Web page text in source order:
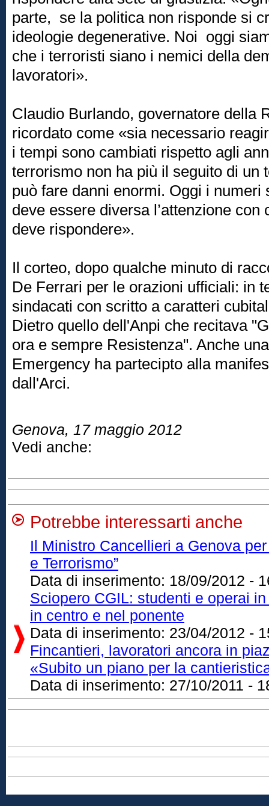
parte, se la politica non risponde si
ideologie degenerative. Noi oggi
che i terroristi siano i nemici della
lavoratori».
Claudio Burlando, governatore della
ricordato come «sia necessario
i tempi sono cambiati rispetto agli
terrorismo non ha più il seguito di un
può fare danni enormi. Oggi i numeri
deve essere diversa l’attenzione con
deve rispondere».
Il corteo, dopo qualche minuto di
De Ferrari per le orazioni ufficiali: in
sindacati con scritto a caratteri
Dietro quello dell'Anpi che recitava
ora e sempre Resistenza". Anche
Emergency ha partecipto alla
dall'Arci.
Genova, 17 maggio 2012
Vedi anche:
Potrebbe interessarti anche
Il Ministro Cancellieri a Genova
e Terrorismo”
Data di inserimento: 18/09/2012 -
Sciopero CGIL: studenti e operai
in centro e nel ponente
Data di inserimento: 23/04/2012 -
Fincantieri, lavoratori ancora in
«Subito un piano per la
Data di inserimento: 27/10/2011 -